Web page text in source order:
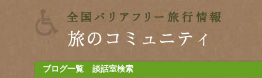
ブログ一覧 談話室検索